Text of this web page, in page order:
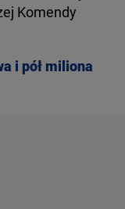
Komendy
i pół miliona